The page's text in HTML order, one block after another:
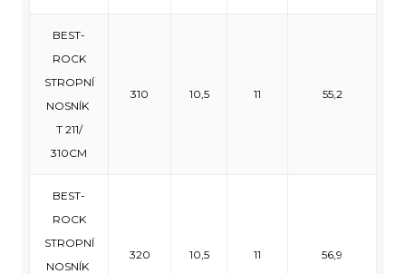
BEST-
ROCK
STROPNÍ
NOSNÍK
T 211/
310CM
310 10,5 11 55,2
BEST-
ROCK
STROPNÍ
NOSNÍK
320 10,5 11 56,9